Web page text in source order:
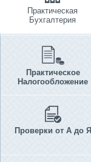
Практическая
Бухгалтерия
Практическое
Налогообложение
Проверки от А до Я